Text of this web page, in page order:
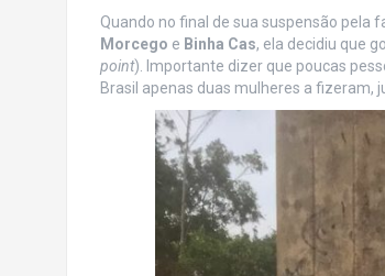
Quando no final de sua suspensão pela
Morcego e Binha Cas, ela decidiu que
point). Importante dizer que poucas
Brasil apenas duas mulheres a fizeram,